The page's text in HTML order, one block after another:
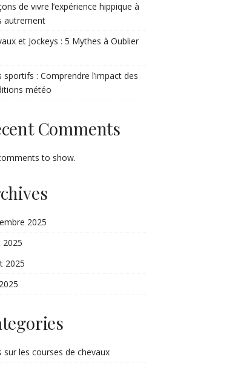
de vivre l’expérience hippique à
autrement
et Jockeys : 5 Mythes à Oublier
sportifs : Comprendre l’impact des
météo
Comments
to show.
2025
2025
sur les courses de chevaux